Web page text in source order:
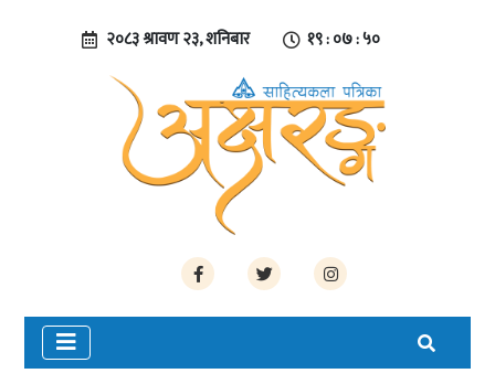
२०८३ श्रावण २३, शनिबार १९ : ०७ : ५०